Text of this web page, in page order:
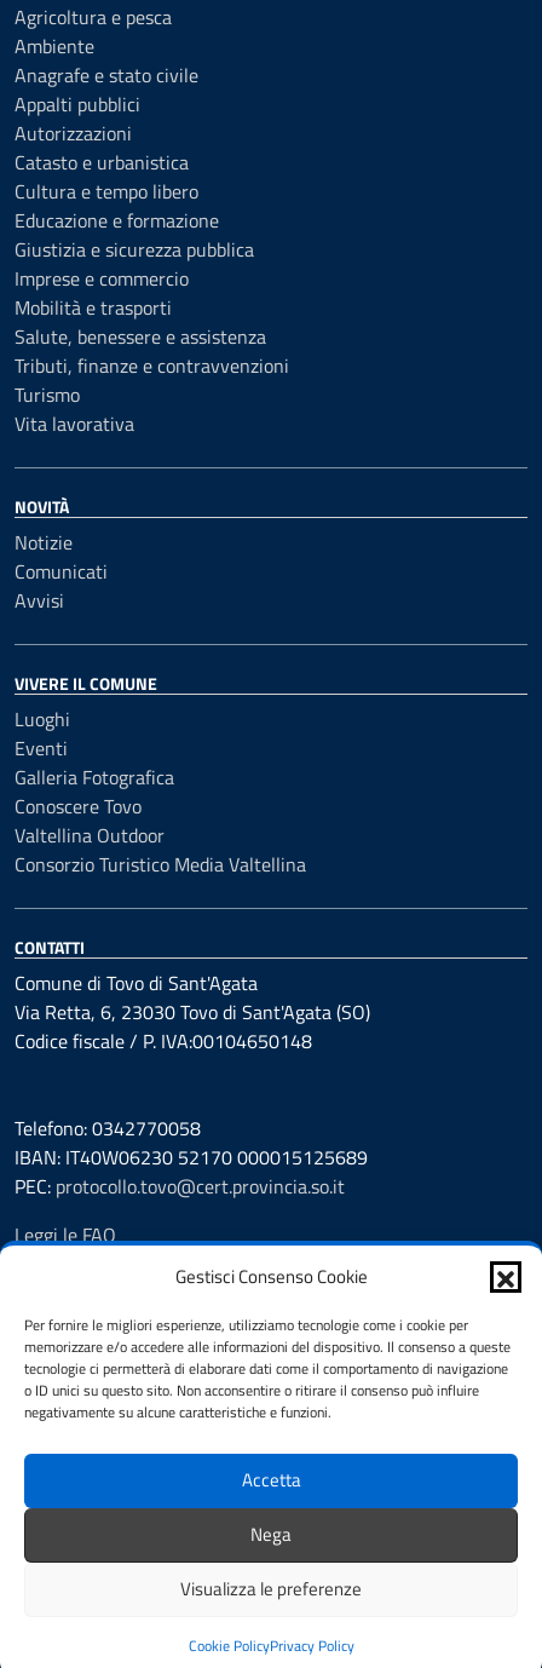
Gestisci Consenso Cookie
Per fornire le migliori esperienze, utilizziamo tecnologie come i cookie per
memorizzare e/o accedere alle informazioni del dispositivo. Il consenso a queste
tecnologie ci permetterà di elaborare dati come il comportamento di navigazione
o ID unici su questo sito. Non acconsentire o ritirare il consenso può influire
negativamente su alcune caratteristiche e funzioni.
Accetta
Nega
Visualizza le preferenze
Cookie PolicyPrivacy Policy
Agricoltura e pesca
Ambiente
Anagrafe e stato civile
Appalti pubblici
Autorizzazioni
Catasto e urbanistica
Cultura e tempo libero
Educazione e formazione
Giustizia e sicurezza pubblica
Imprese e commercio
Mobilità e trasporti
Salute, benessere e assistenza
Tributi, finanze e contravvenzioni
Turismo
Vita lavorativa
NOVITÀ
Notizie
Comunicati
Avvisi
VIVERE IL COMUNE
Luoghi
Eventi
Galleria Fotografica
Conoscere Tovo
Valtellina Outdoor
Consorzio Turistico Media Valtellina
CONTATTI
Comune di Tovo di Sant'Agata
Via Retta, 6, 23030 Tovo di Sant'Agata (SO)
Codice fiscale / P. IVA:00104650148
Telefono: 0342770058
IBAN: IT40W06230 52170 000015125689
PEC: protocollo.tovo@cert.provincia.so.it
Leggi le FAQ
Prenotazione appuntamento
Segnalazione disservizio
Richiesta assistenza
Feedback
Albo Pretorio
Amministrazione trasparente
Note legali
Informativa privacy
Dichiarazione di accessibilità
Credits Area riservata